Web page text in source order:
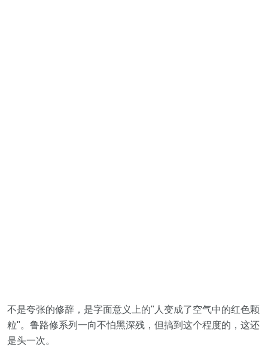
不是夸张的修辞，是字面意义上的"人变成了空气中的红色颗
粒"。鲁路修系列一向不怕黑深残，但搞到这个程度的，这还
是头一次。